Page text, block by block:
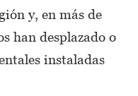
y, en más de
han desplazado o
instaladas